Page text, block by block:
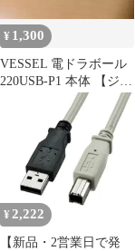
¥ 1,300
VESSEL 電ドラボール
220USB-P1 本体 【ジャ
¥ 2,222
【新品・2営業日で発